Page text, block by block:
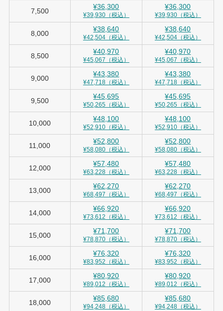
7,500
¥36,300
¥39,930（税込）
¥36,300
¥39,930（税込）
8,000
¥38,640
¥42,504（税込）
¥38,640
¥42,504（税込）
8,500
¥40,970
¥45,067（税込）
¥40,970
¥45,067（税込）
9,000
¥43,380
¥47,718（税込）
¥43,380
¥47,718（税込）
9,500
¥45,695
¥50,265（税込）
¥45,695
¥50,265（税込）
10,000
¥48,100
¥52,910（税込）
¥48,100
¥52,910（税込）
11,000
¥52,800
¥58,080（税込）
¥52,800
¥58,080（税込）
12,000
¥57,480
¥63,228（税込）
¥57,480
¥63,228（税込）
13,000
¥62,270
¥68,497（税込）
¥62,270
¥68,497（税込）
14,000
¥66,920
¥73,612（税込）
¥66,920
¥73,612（税込）
15,000
¥71,700
¥78,870（税込）
¥71,700
¥78,870（税込）
16,000
¥76,320
¥83,952（税込）
¥76,320
¥83,952（税込）
17,000
¥80,920
¥89,012（税込）
¥80,920
¥89,012（税込）
18,000
¥85,680
¥94,248（税込）
¥85,680
¥94,248（税込）